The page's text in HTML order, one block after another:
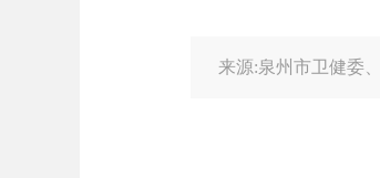
来源:泉州市卫健委